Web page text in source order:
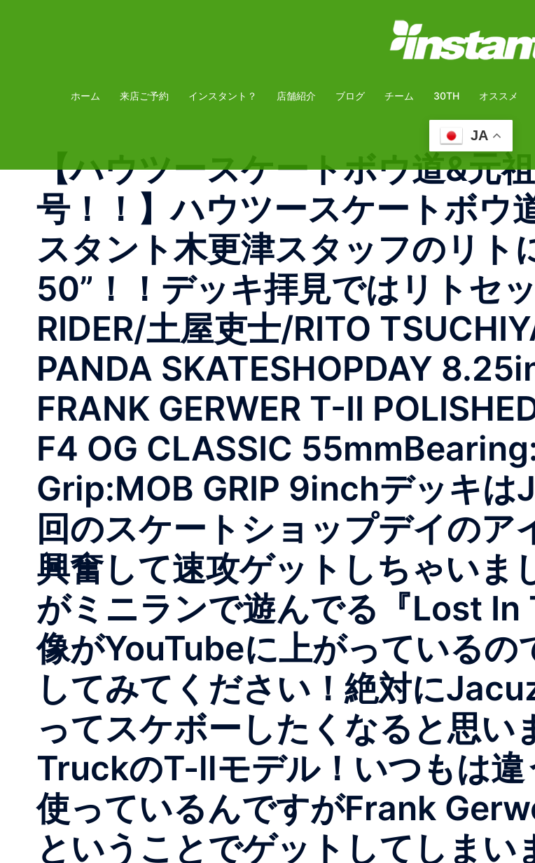
ホーム 来店ご予約 インスタント？ 店舗紹介 ブログ チーム 30TH オススメ
JA
【ハウツースケートボウ道&元
号！！】ハウツースケートボ
スタント木更津スタッフのリト
50”！！デッキ拝見ではリトセ
RIDER/土屋吏士/RITO
PANDA SKATESHOPDAY
FRANK GERWER T-II
F4 OG CLASSIC
Grip:MOB GRIP 9inchデッキ
回のスケートショップデイのア
興奮して速攻ゲットしちゃいま
がミニランで遊んでる『Lost
像がYouTubeに上がっているの
してみてください！絶対に
ってスケボーしたくなると思
TruckのT-llモデル！いつもは
使っているんですがFrank
ということでゲットしてしまい